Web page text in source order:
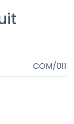
COM/011